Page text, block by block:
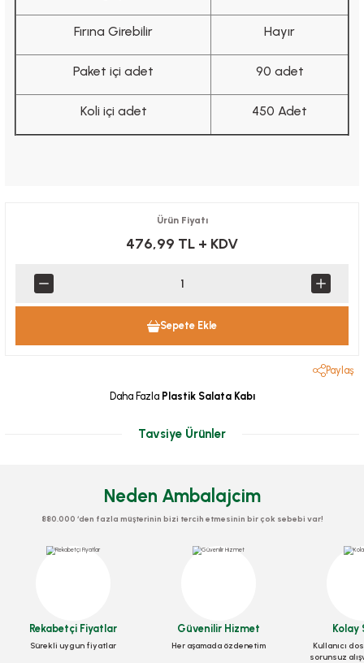
Fırına Girebilir Hayır
Paket içi adet 90 adet
Koli içi adet 450 Adet
Ürün Fiyatı
476,99 TL + KDV
Sepete Ekle
Paylaş
Daha Fazla Plastik Salata Kabı
Tavsiye Ürünler
Neden Ambalajcim
880.000 ‘den fazla müşterinin bizi tercih etmesinin bir çok sebebi var!
Rekabetçi Fiyatlar
Sürekli uygun fiyatlar
Güvenilir Hizmet
Her aşamada özdenetim
Kolay
Kullanıcı
sorunsuz